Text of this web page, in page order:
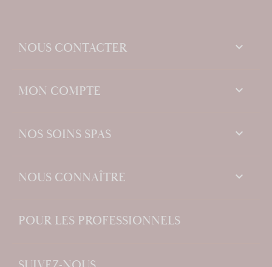
NOUS CONTACTER keyboard_arrow_down
MON COMPTE 
NOS SOINS SPAS 
NOUS CONNAÎTRE 
POUR LES PROFESSIONNELS